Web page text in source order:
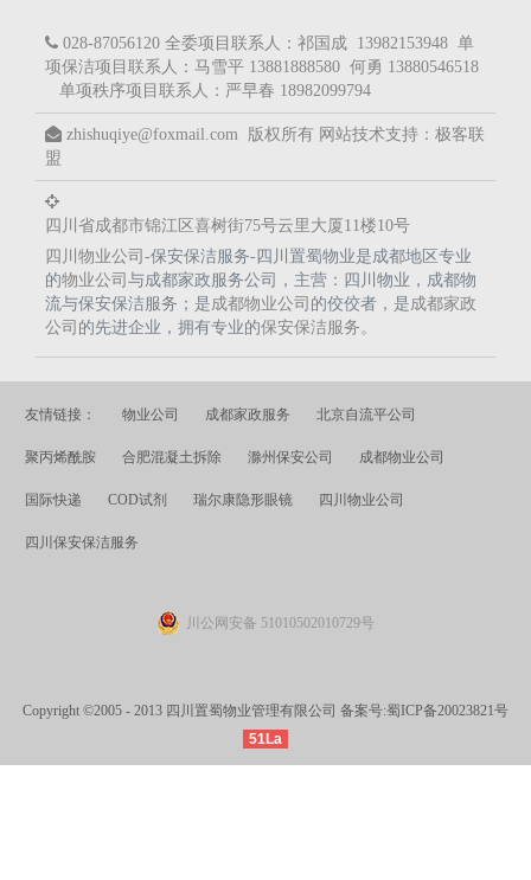
028-87056120 全委项目联系人：祁国成 13982153948 单
项保洁项目联系人：马雪平 13881888580 何勇 13880546518
单项秩序项目联系人：严早春 18982099794
zhishuqiye@foxmail.com 版权所有 网站技术支持： 极客联
盟
四川省成都市锦江区喜树街75号云里大厦11楼10号
四川物业公司 -保安保洁服务-四川置蜀物业是成都地区专业
的物业公司 与成都家政服务公司，主营：四川物业，成都物
流与保安保洁服务；是 成都物业公司 的佼佼者，是 成都家政
公司 的先进企业，拥有专业的保安保洁服务 。
友情链接： 物业公司 成都家政服务 北京自流平公司
聚丙烯酰胺 合肥混凝土拆除 滁州保安公司 成都物业公司
国际快递 COD试剂 瑞尔康隐形眼镜 四川物业公司
四川保安保洁服务
川公网安备 51010502010729号
Copyright ©2005 - 2013 四川置蜀物业管理有限公司 备案号:蜀ICP备20023821号
51La